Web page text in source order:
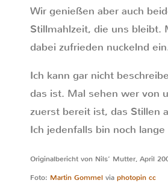
Wir genießen aber auch
Stillmahlzeit, die uns bleibt.
dabei zufrieden nuckelnd
Ich kann gar nicht
das ist. Mal sehen wer von
zuerst bereit ist, das Stillen
Ich jedenfalls bin noch
Originalbericht von Nils‘ Mutter, April
Foto: Martin Gommel via photopin cc